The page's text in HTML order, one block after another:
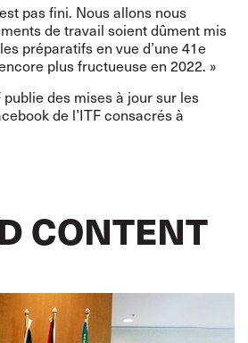
pas fini. Nous allons nous
de travail soient dûment mis
préparatifs en vue d’une 41e
plus fructueuse en 2022. »
publie des mises à jour sur les
de l’ITF consacrés à
CONTENT